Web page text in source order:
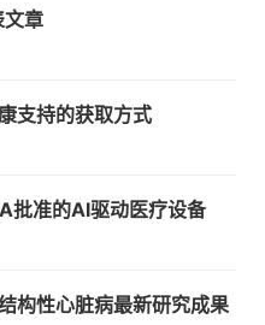
章
支持的获取方式
批准的AI驱动医疗设备
构性心脏病最新研究成果